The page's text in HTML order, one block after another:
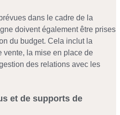
dans le cadre de la
doivent également être prises
du budget. Cela inclut la
vente, la mise en place de
des relations avec les
et de supports de